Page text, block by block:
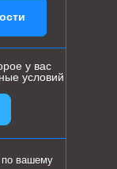
у вас
условий
вашему